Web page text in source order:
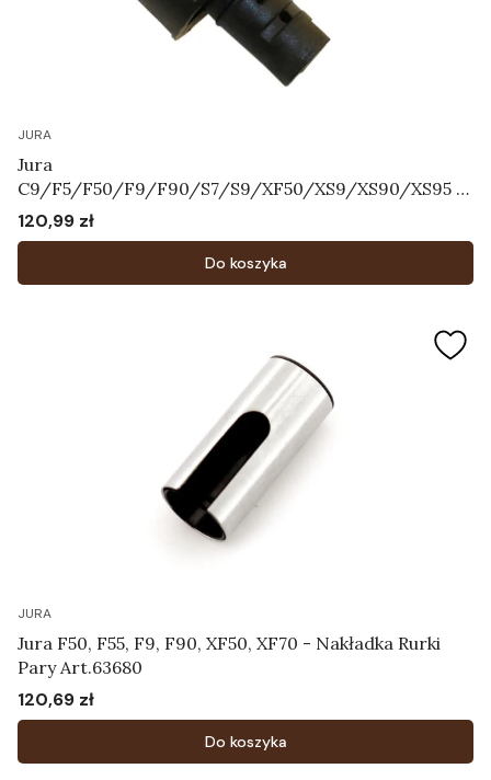
JURA
Jura
C9/F5/F50/F9/F90/S7/S9/XF50/XS9/XS90/XS95 -
Przełącznik wyboru dyszy cappuccino Art.63604
Cena
120,99 zł
Do koszyka
JURA
Jura F50, F55, F9, F90, XF50, XF70 - Nakładka Rurki
Pary Art.63680
Cena
120,69 zł
Do koszyka